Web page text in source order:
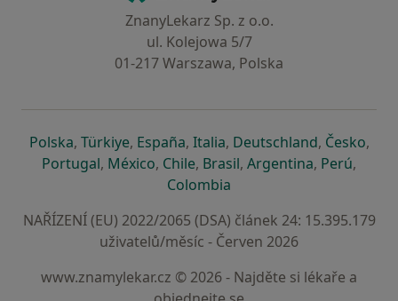
ZnanyLekarz Sp. z o.o.
ul. Kolejowa 5/7
01-217 Warszawa, Polska
Polskase otevře v nové záložce
, Türkiyese otevře v nové záložce
, Españase otevře v nové záložce
, Italiase otevře v nové záložce
, Deutschlandse otevře v
, Českose
,
Portugalse otevře v nové záložce
, Méxicose otevře v nové záložce
, Chilese otevře v nové záložce
, Brasilse otevře v nové
, Argentinase otevře v
, Perúse
,
Colombia
NAŘÍZENÍ (EU) 2022/2065 (DSA) článek 24: 15.395.179
uživatelů/měsíc - Červen 2026
www.znamylekar.cz © 2026 - Najděte si lékaře a